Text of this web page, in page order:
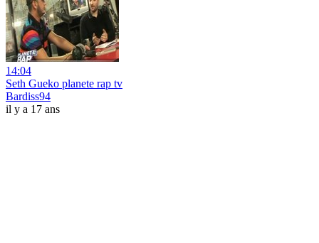
14:04
Seth Gueko planete rap tv
Bardiss94
il y a 17 ans